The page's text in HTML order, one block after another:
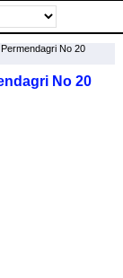
No 20
No 20